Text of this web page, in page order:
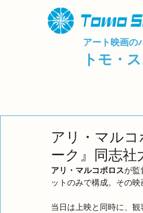
アート映画の
トモ・
アリ・マル
ーク』同志
アリ・マルコポロスが監
ットのみで構成。その映
当日は上映と同時に、